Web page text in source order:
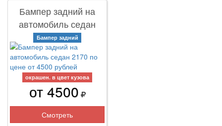
Бампер задний на
автомобиль седан
2170
Бампер задний
окрашен. в цвет кузова
от 4500
Смотреть